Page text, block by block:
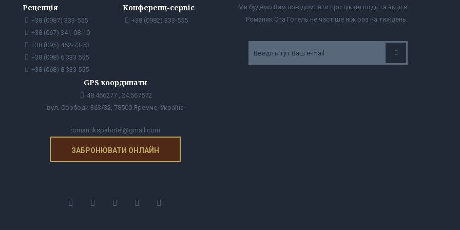
Рецепція
+38 (0987) 333-555
+38 (067) 341-08-10
+38 (095) 452-73-53
+38 (098) 6 333 555
+38 (068) 8 333 555
Конференц-сервіс
+38 (0982) 333-555
GPS координати
48.466277 , 24.567572
вул. Свободи 363/32, 78500 Яремче, Україна
romantikspahotel@gmail.com
ЗАБРОНЮВАТИ ОНЛАЙН
Ми будемо Вам повідомляти про цікаві події та акції в
Романик Спа Готель не частіше ніж раз на тиждень.